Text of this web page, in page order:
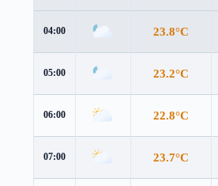
04:00 23.8°C
05:00 23.2°C
06:00 22.8°C
07:00 23.7°C